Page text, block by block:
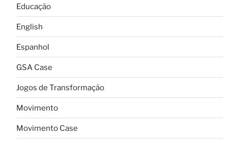
Educação
English
Espanhol
GSA Case
Jogos de Transformação
Movimento
Movimento Case